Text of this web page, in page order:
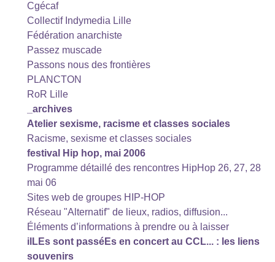
Cgécaf
Collectif Indymedia Lille
Fédération anarchiste
Passez muscade
Passons nous des frontières
PLANCTON
RoR Lille
_archives
Atelier sexisme, racisme et classes sociales
Racisme, sexisme et classes sociales
festival Hip hop, mai 2006
Programme détaillé des rencontres HipHop 26, 27, 28
mai 06
Sites web de groupes HIP-HOP
Réseau "Alternatif" de lieux, radios, diffusion...
Éléments d’informations à prendre ou à laisser
ilLEs sont passéEs en concert au CCL... : les liens
souvenirs